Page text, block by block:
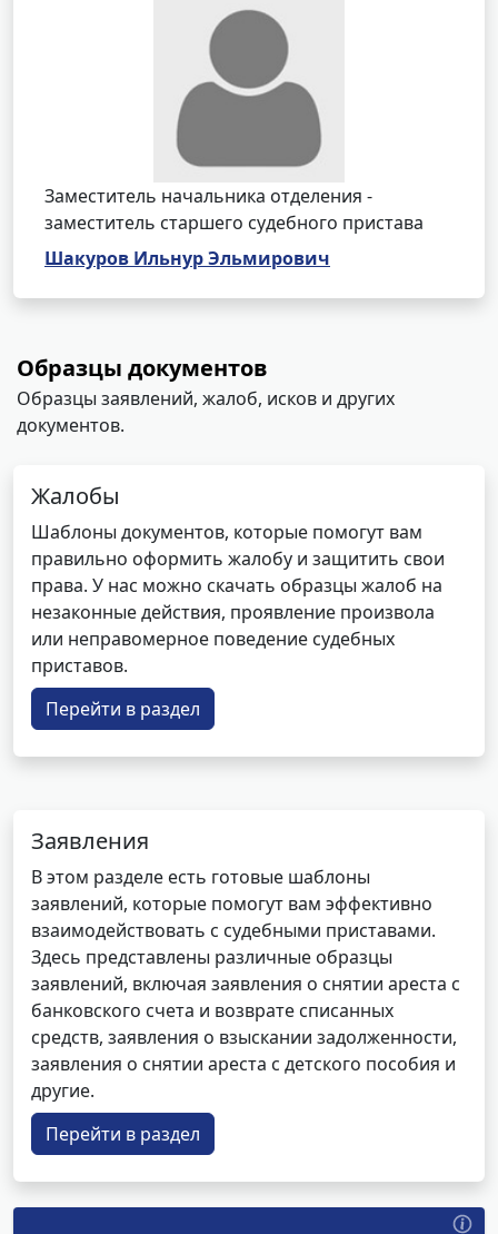
Заместитель начальника отделения -
заместитель старшего судебного пристава
Шакуров Ильнур Эльмирович
Образцы документов
Образцы заявлений, жалоб, исков и других
документов.
Жалобы
Шаблоны документов, которые помогут вам
правильно оформить жалобу и защитить свои
права. У нас можно скачать образцы жалоб на
незаконные действия, проявление произвола
или неправомерное поведение судебных
приставов.
Перейти в раздел
Заявления
В этом разделе есть готовые шаблоны
заявлений, которые помогут вам эффективно
взаимодействовать с судебными приставами.
Здесь представлены различные образцы
заявлений, включая заявления о снятии ареста с
банковского счета и возврате списанных
средств, заявления о взыскании задолженности,
заявления о снятии ареста с детского пособия и
другие.
Перейти в раздел